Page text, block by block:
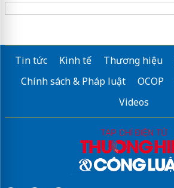
Tin tức Kinh tế Thương hiệu
Chính sách & Pháp luật
OCOP
Videos